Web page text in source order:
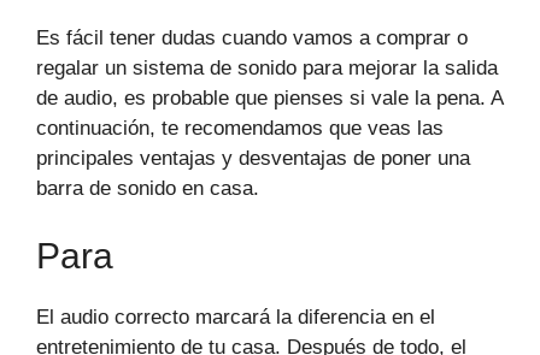
Es fácil tener dudas cuando vamos a comprar o
regalar un sistema de sonido para mejorar la salida
de audio, es probable que pienses si vale la pena. A
continuación, te recomendamos que veas las
principales ventajas y desventajas de poner una
barra de sonido en casa.
Para
El audio correcto marcará la diferencia en el
entretenimiento de tu casa. Después de todo, el